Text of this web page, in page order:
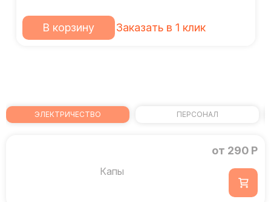
В корзину Заказать в 1 клик
ЭЛЕКТРИЧЕСТВО ПЕРСОНАЛ
Капы
от 290 Р